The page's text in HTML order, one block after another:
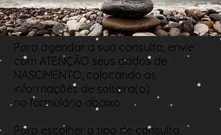
Para agendar a sua consulta, envie
com ATENÇÃO seus dados de
NASCIMENTO, colocando as
informações de solteira(o)
no formulário abaixo.
Para escolher o tipo de consulta,